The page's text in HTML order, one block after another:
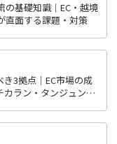
の基礎知識｜EC・越境
直面する課題・対策
3拠点｜EC市場の成
ラン・タンジュンプ